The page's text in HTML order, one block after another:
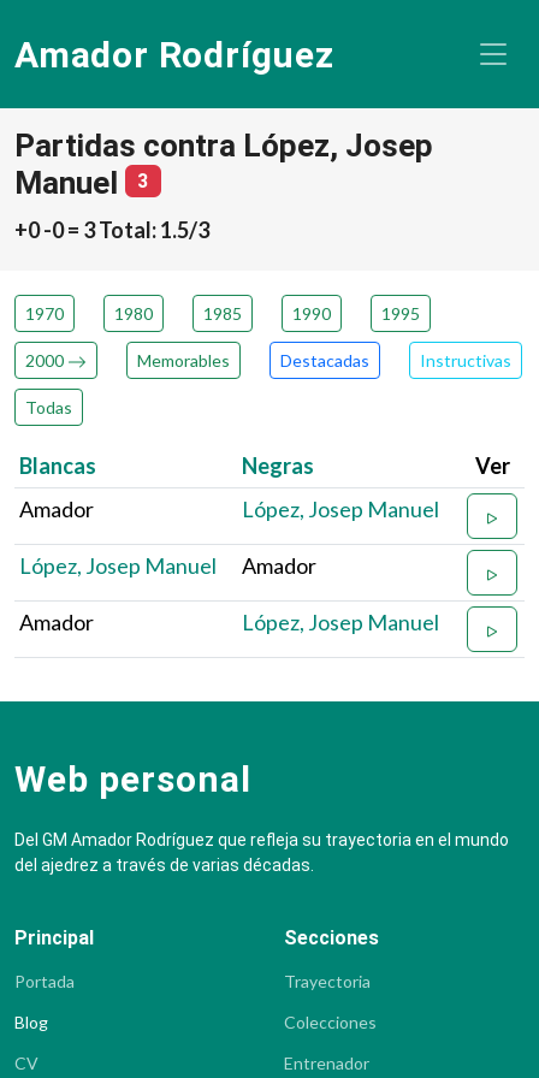
Amador Rodríguez
Partidas contra López, Josep
Manuel
3número de partidas
+0 -0 = 3 Total: 1.5/3
1970 1980 1985 1990 1995
2000 Memorables Destacadas Instructivas
Todas
Blancas Negras
Ver
Amador
López, Josep Manuel
López, Josep Manuel Amador
Amador López, Josep Manuel
Web personal
Del GM Amador Rodríguez que refleja su trayectoria en el mundo
del ajedrez a través de varias décadas.
Principal
Portada
Blog
CV
Secciones
Trayectoria
Colecciones
Entrenador